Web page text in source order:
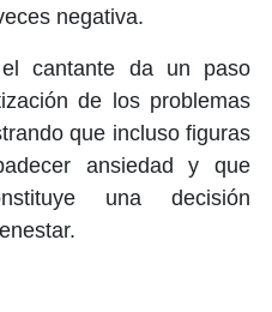
negativa.
cantante da un paso
de los problemas
que incluso figuras
ansiedad y que
una decisión